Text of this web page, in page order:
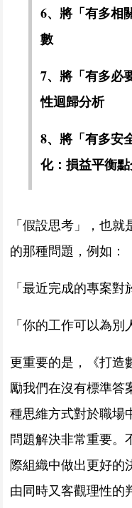
6、將「有多相
數
7、將「有多必
性迴歸分析
8、將「有多安
化：損益平衡
「假設思考」，也就
的那種問題，例如：
「最近完成的專案
「你的工作可以為別
更重要的是，《打造
勵我們在沒有標準答
種思維方式對於職場
問題解決非常重要。
際組織中做出更好的
由同時又客觀理性的